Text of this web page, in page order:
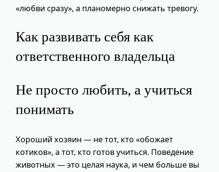
«любви сразу», а планомерно снижать тревогу.
Как развивать себя как
ответственного владельца
Не просто любить, а учиться
понимать
Хороший хозяин — не тот, кто «обожает
котиков», а тот, кто готов учиться. Поведение
животных — это целая наука, и чем больше вы